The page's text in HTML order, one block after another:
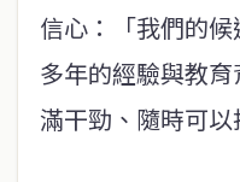
信心：「我們的
多年的經驗與教
滿干勁、隨時可以